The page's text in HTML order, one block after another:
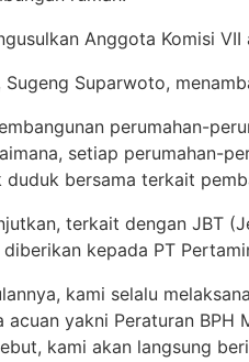
Anggota Komisi
Sugeng Suparwoto,
perumahan-
setiap perumahan-
bersama terkait
terkait dengan JBT
kepada PT
kami selalu
acuan yakni Peraturan
kami akan langsung